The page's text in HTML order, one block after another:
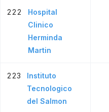
222
Hospital
Clinico
Herminda
Martin
223
Instituto
Tecnologico
del Salmon